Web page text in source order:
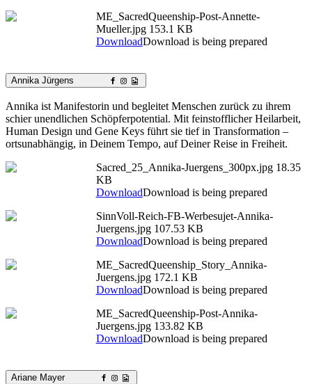
ME_SacredQueenship-Post-Annette-
Mueller.jpg 153.1 KB
DownloadDownload is being prepared
Annika Jürgens
Annika ist Manifestorin und begleitet Menschen zurück zu ihrem
schier unendlichen Schöpferpotential. Mit feinstofflicher Heilarbeit,
Human Design und Gene Keys führt sie tief in Transformation –
ortsunabhängig, in Deinem Tempo, auf Deiner Reise in Freiheit.
Sacred_25_Annika-Juergens_300px.jpg 18.35
KB
DownloadDownload is being prepared
SinnVoll-Reich-FB-Werbesujet-Annika-
Juergens.jpg 107.53 KB
DownloadDownload is being prepared
ME_SacredQueenship_Story_Annika-
Juergens.jpg 172.1 KB
DownloadDownload is being prepared
ME_SacredQueenship-Post-Annika-
Juergens.jpg 133.82 KB
DownloadDownload is being prepared
Ariane Mayer